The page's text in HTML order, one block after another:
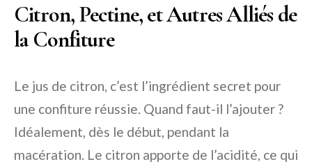
Citron, Pectine, et Autres Alliés de
la Confiture
Le jus de citron, c’est l’ingrédient secret pour
une confiture réussie. Quand faut-il l’ajouter ?
Idéalement, dès le début, pendant la
macération. Le citron apporte de l’acidité, ce qui